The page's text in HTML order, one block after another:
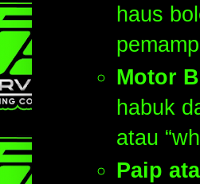
haus
Motor
habuk
atau
Paip